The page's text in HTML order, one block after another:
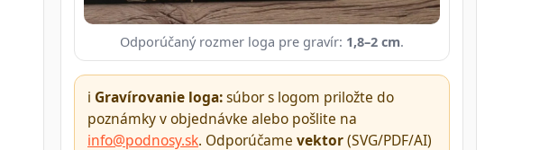
Odporúčaný rozmer loga pre gravír: 1,8–2 cm.
ℹ️ Gravírovanie loga:súbor s logom priložte do
poznámky v objednávke alebo pošlite na
info@podnosy.sk. Odporúčame vektor(SVG/PDF/AI)